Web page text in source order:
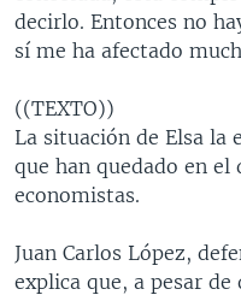
decirlo. Entonces no
sí me ha afectado
((TEXTO))
La situación de Elsa la
que han quedado en el
economistas.
Juan Carlos López,
explica que, a pesar